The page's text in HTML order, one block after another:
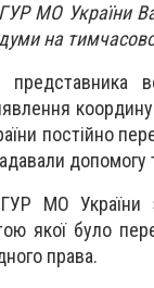
МО України
на
постійно
допомогу
МО України
якої було
права.